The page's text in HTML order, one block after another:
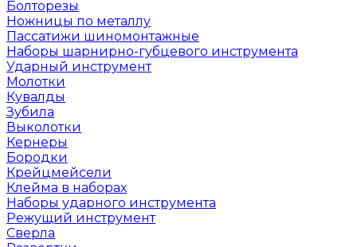
Болторезы
Ножницы по металлу
Пассатижи шиномонтажные
Наборы шарнирно-губцевого инструмента
Ударный инструмент
Молотки
Кувалды
Зубила
Выколотки
Кернеры
Бородки
Крейцмейсели
Клейма в наборах
Наборы ударного инструмента
Режущий инструмент
Сверла